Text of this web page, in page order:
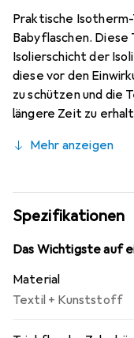
Praktische
Babyflaschen. Diese
Isolierschicht der
diese vor den
zu schützen und die
längere Zeit zu
einem
damit die Eltern ihre
von ihnen
Taschen eignen sich
Mitnehmen der
Mehr anzeigen
Spezifikationen
Das Wichtigste auf
Material
Textil + Kunststoff